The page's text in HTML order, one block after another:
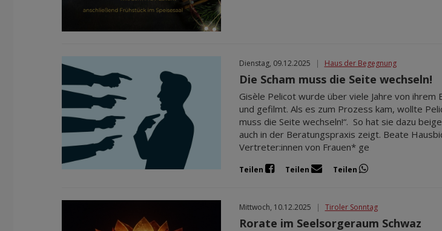
Dienstag, 09.12.2025 | Haus der Begegnung
Die Scham muss die Seite wechseln!
Gisèle Pelicot wurde über viele Jahre von
und gefilmt. Als es zum Prozess kam, wollte
muss die Seite wechseln!“. So hat sie dazu
auch in der Beratungspraxis zeigt. Beate
Vertreter:innen von Frauen* ge
Teilen Teilen Teilen
Mittwoch, 10.12.2025 | Tiroler Sonntag
Rorate im Seelsorgeraum Schwaz